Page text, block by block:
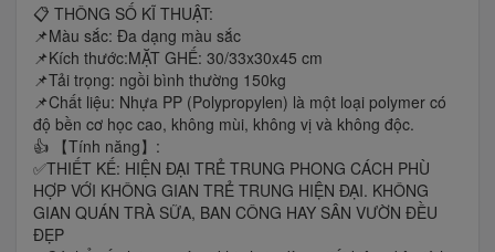
📋 THÔNG SỐ KĨ THUẬT:
📌Màu sắc: Đa dạng màu sắc
📌Kích thước:MẶT GHẾ: 30/33x30x45 cm
📌Tải trọng: ngồi bình thường 150kg
📌Chất liệu: Nhựa PP (Polypropylen) là một loại polymer có
độ bền cơ học cao, không mùi, không vị và không độc.
👍 【Tính năng】:
✅THIẾT KẾ: HIỆN ĐẠI TRẺ TRUNG PHONG CÁCH PHÙ
HỢP VỚI KHÔNG GIAN TRẺ TRUNG HIỆN ĐẠI. KHÔNG
GIAN QUÁN TRÀ SỮA, BAN CÔNG HAY SÂN VƯỜN ĐỀU
ĐẸP